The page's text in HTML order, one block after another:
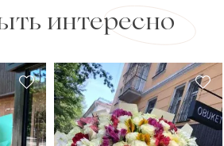
интересно